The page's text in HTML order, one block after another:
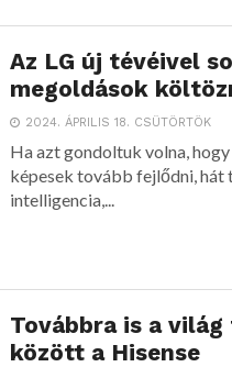
Az LG új tévéivel
megoldások
2024. ÁPRILIS 18. CSÜTÖRTÖK
Ha azt gondoltuk volna,
képesek tovább fejlődni, hát
intelligencia,...
Továbbra is a
között a Hisense